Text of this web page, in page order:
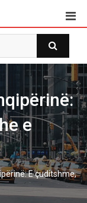
e
E çuditshme,